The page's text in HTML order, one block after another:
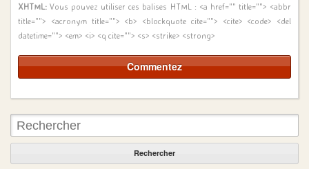
XHTML: Vous pouvez utiliser ces balises HTML : <a href="" title=""> <abbr
title=""> <acronym title=""> <b> <blockquote cite=""> <cite> <code> <del
datetime=""> <em> <i> <q cite=""> <s> <strike> <strong>
Rechercher: